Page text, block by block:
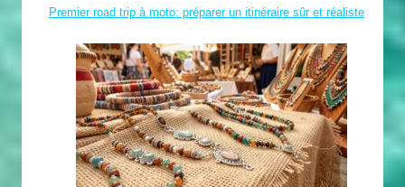
Premier road trip à moto: préparer un itinéraire sûr et réaliste